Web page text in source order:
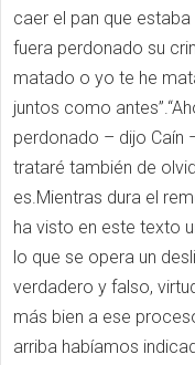
caer el pan que
fuera perdonado su
matado o yo te he
juntos como
perdonado – dijo Caín
trataré también de
es.Mientras dura el
ha visto en este texto
lo que se opera un
verdadero y falso,
más bien a ese
arriba habíamos